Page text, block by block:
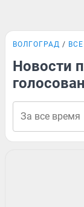
ВОЛГОГРАД
Новости